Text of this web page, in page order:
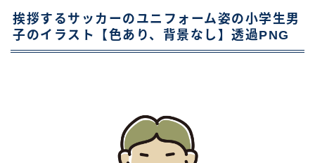
挨拶するサッカーのユニフォーム姿の小学生男
子のイラスト【色あり、背景なし】透過PNG